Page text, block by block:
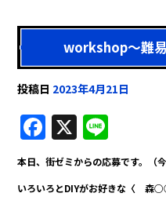
workshop～難
投稿日 2023年4月21日
F
a
c
X
n
e
本日、街ゼミからの応募です。（
いろいろとDIYがお好きな〈 森